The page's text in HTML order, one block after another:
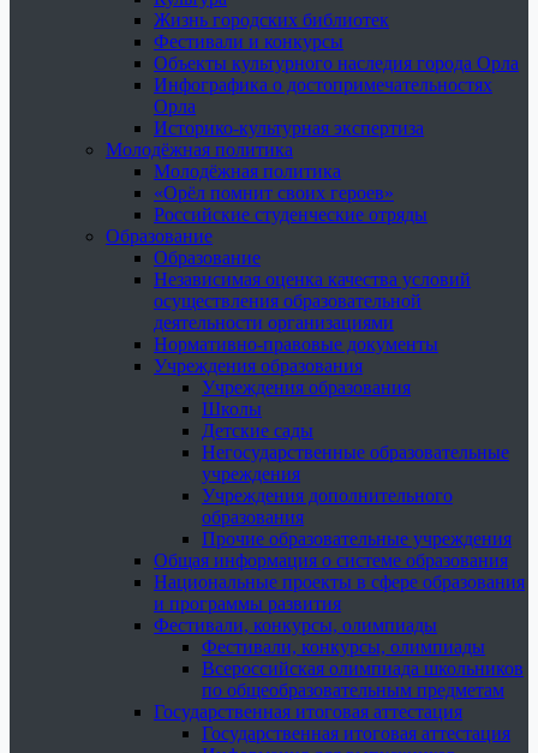
Жизнь городских библиотек
Фестивали и конкурсы
Объекты культурного наследия города Орла
Инфографика о достопримечательностях
Орла
Историко-культурная экспертиза
Молодёжная политика
Молодёжная политика
«Орёл помнит своих героев»
Российские студенческие отряды
Образование
Образование
Независимая оценка качества условий
осуществления образовательной
деятельности организациями
Нормативно-правовые документы
Учреждения образования
Учреждения образования
Школы
Детские сады
Негосударственные образовательные
учреждения
Учреждения дополнительного
образования
Прочие образовательные учреждения
Общая информация о системе образования
Национальные проекты в сфере образования
и программы развития
Фестивали, конкурсы, олимпиады
Фестивали, конкурсы, олимпиады
Всероссийская олимпиада школьников
по общеобразовательным предметам
Государственная итоговая аттестация
Государственная итоговая аттестация